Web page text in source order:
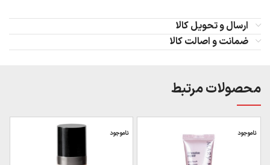
ارسال و تحویل کالا
ضمانت و اصالت کالا
محصولات مرتبط
ناموجود ناموجود